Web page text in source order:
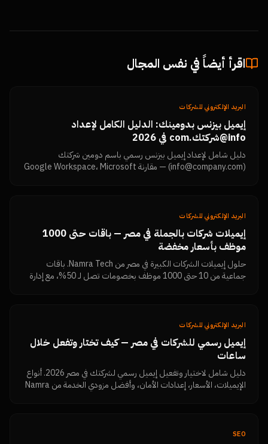
اقرأ أيضاً في نفس المجال
البريد الإلكتروني للشركات
إيميل بيزنس بدومينك: الدليل الكامل لإعداد
info@شركتك.com في 2026
دليل شامل لإعداد إيميل بيزنس رسمي باسم دومين شركتك
(info@company.com) — مقارنة Google Workspace، Microsoft
البريد الإلكتروني للشركات
إيميلات شركات بالجملة في مصر — باقات حتى 1000
موظف بأسعار مخفضة
حلول إيميلات الشركات الكبيرة في مصر من Namra Tech. باقات
جماعية من 10 حتى 1000 موظف بخصومات تصل لـ 50%، مع إدارة
البريد الإلكتروني للشركات
إيميل رسمي للشركات في مصر — كيف تختار وتفعل خلال
ساعات
دليل شامل لاختيار وتفعيل إيميل رسمي لشركتك في مصر 2026. أنواع
الإيميلات، الأسعار، إعدادات الأمان، وأفضل مزودي الخدمة من Namra
SEO